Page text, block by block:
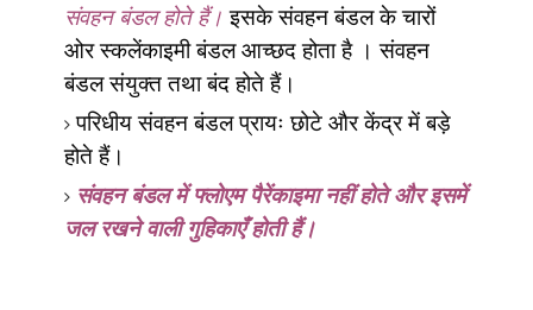
संवहन बंडल होते हैं। इसके संवहन बंडल के चारों
ओर स्कलेंकाइमी बंडल आच्छद होता है । संवहन
बंडल संयुक्त तथा बंद होते हैं।
परिधीय संवहन बंडल प्रायः छोटे और केंद्र में बड़े
होते हैं।
संवहन बंडल में फ्लोएम पैरेंकाइमा नहीं होते और इसमें
जल रखने वाली गुहिकाएँ होती हैं।